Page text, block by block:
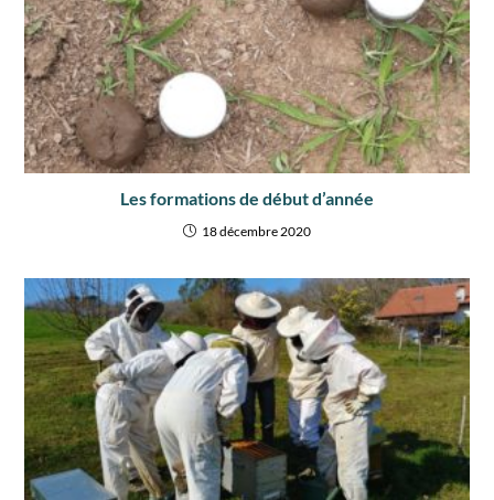
Les formations de début d’année
18 décembre 2020